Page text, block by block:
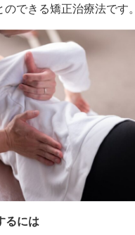
のできる矯正治療法です。
るには